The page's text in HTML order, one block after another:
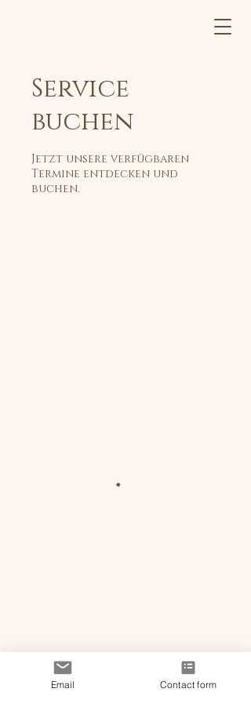
Service
buchen
Jetzt unsere verfügbaren
Termine entdecken und
buchen.
Email Contact form